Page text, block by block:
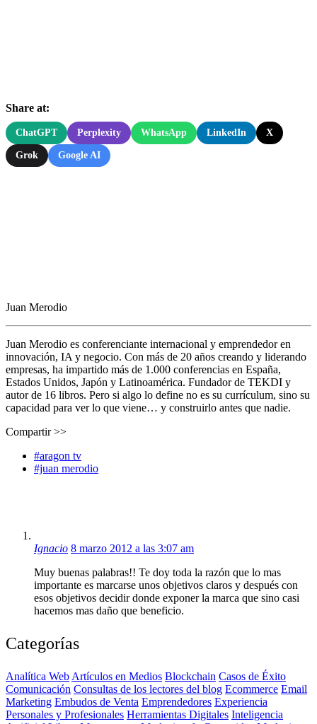
Share at:
ChatGPT Perplexity WhatsApp LinkedIn X
Grok Google AI
Juan Merodio
Juan Merodio es conferenciante internacional y emprendedor en
innovación, IA y negocio. Con más de 20 años creando y liderando
empresas, ha impartido más de 1.000 conferencias en España,
Estados Unidos, Japón y Latinoamérica. Fundador de TEKDI y
autor de 16 libros. Pero si algo lo define no es su currículum, sino su
capacidad para ver lo que viene… y construirlo antes que nadie.
Compartir >>
#aragon tv
#juan merodio
Ignacio 8 marzo 2012 a las 3:07 am
Muy buenas palabras!! Te doy toda la razón que lo mas
importante es marcarse unos objetivos claros y después con
esos objetivos decidir donde exponer la marca que sino casi
hacemos mas daño que beneficio.
Categorías
Analítica Web Artículos en Medios Blockchain Casos de Éxito
Comunicación Consultas de los lectores del blog Ecommerce Email
Marketing Embudos de Venta Emprendedores Experiencia
Personales y Profesionales Herramientas Digitales Inteligencia